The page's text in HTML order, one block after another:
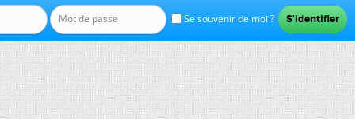
Se souvenir de moi ?